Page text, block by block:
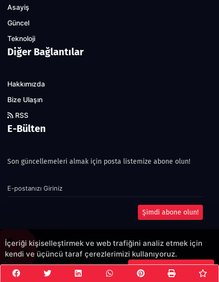
Asayiş
Güncel
Teknoloji
Diğer Bağlantılar
Hakkımızda
Bize Ulaşın
RSS
E-Bülten
Son güncellemeleri almak için posta listemize abone olun!
Şimdi abone olun!
Copyright 2022© - Allright reserved.
İçeriği kişiselleştirmek ve web trafiğini analiz etmek için
kendi ve üçüncü taraf çerezlerimizi kullanıyoruz.
Çerezleri Kabul Et